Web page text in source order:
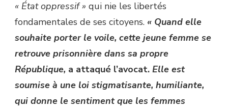
« État oppressif » qui nie les libertés
fondamentales de ses citoyens. « Quand elle
souhaite porter le voile, cette jeune femme se
retrouve prisonnière dans sa propre
République, a attaqué l’avocat. Elle est
soumise à une loi stigmatisante, humiliante,
qui donne le sentiment que les femmes